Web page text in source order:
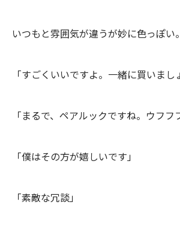
いつもと雰囲気が違うが妙に色っぽい。
「すごくいいですよ。一緒に買いまし
「まるで、ペアルックですね。ウフフ
「僕はその方が嬉しいです」
「素敵な冗談」